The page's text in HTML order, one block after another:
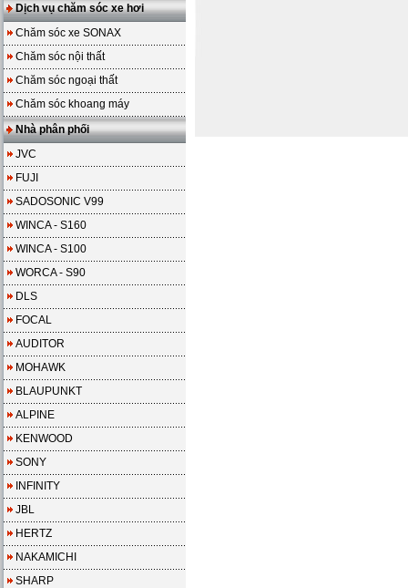
Dịch vụ chăm sóc xe hơi
Chăm sóc xe SONAX
Chăm sóc nội thất
Chăm sóc ngoại thất
Chăm sóc khoang máy
Nhà phân phối
JVC
FUJI
SADOSONIC V99
WINCA - S160
WINCA - S100
WORCA - S90
DLS
FOCAL
AUDITOR
MOHAWK
BLAUPUNKT
ALPINE
KENWOOD
SONY
INFINITY
JBL
HERTZ
NAKAMICHI
SHARP